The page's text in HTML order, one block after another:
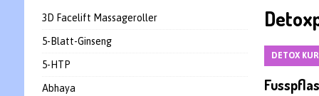
DETOX KUR
3D Facelift Massageroller
5-Blatt-Ginseng
5-HTP
Abhaya